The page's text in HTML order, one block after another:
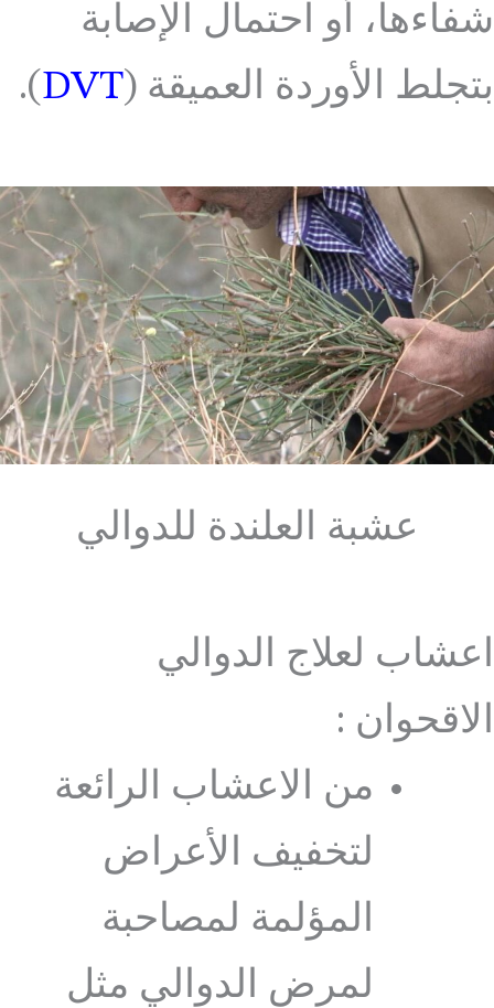
شفاءها، أو احتمال الإصابة
بتجلط الأوردة العميقة (DVT
).
عشبة العلندة للدوالي
اعشاب لعلاج الدوالي
الاقحوان :
من الاعشاب الرائعة
لتخفيف الأعراض
المؤلمة لمصاحبة
لمرض الدوالي مثل